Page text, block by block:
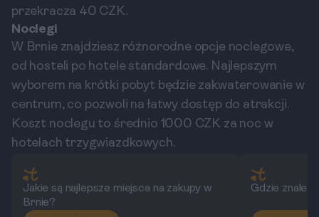
przekracza 40 CZK.
Noclegi
W Brnie znajdziesz różnorodne opcje noclegowe,
od hosteli po hotele standardowe. Najlepszym
wyborem na krótki pobyt będzie zakwaterowanie w
centrum, co pozwoli na łatwy dostęp do atrakcji.
Koszt noclegu to średnio 1000 CZK za noc w
hotelach trzygwiazdkowych.
Jakie są najlepsze miejsca na zakupy w
Brnie?
Gdzie